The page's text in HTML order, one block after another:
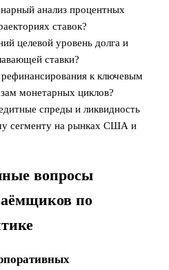
анализ процентных
ставок?
целевой уровень долга и
ставки?
к ключевым
монетарных циклов?
спреды и ликвидность
сегменту на рынках США и
вопросы
по